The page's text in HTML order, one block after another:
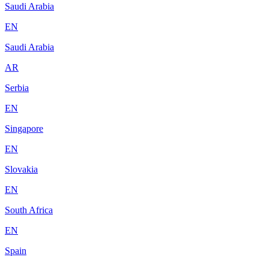
Saudi Arabia
EN
Saudi Arabia
AR
Serbia
EN
Singapore
EN
Slovakia
EN
South Africa
EN
Spain